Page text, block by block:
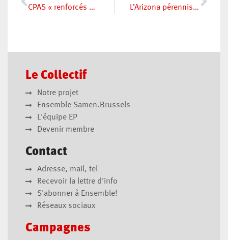
CPAS « renforcés » mais mission impossible L’Arizona pérennise et intensifie la précarité étudiante
Le Collectif
Notre projet
Ensemble-Samen.Brussels
L'équipe EP
Devenir membre
Contact
Adresse, mail, tel
Recevoir la lettre d'info
S'abonner à Ensemble!
Réseaux sociaux
Campagnes